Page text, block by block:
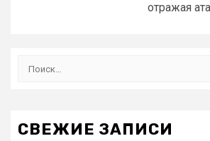
отражая
СВЕЖИЕ ЗАПИСИ